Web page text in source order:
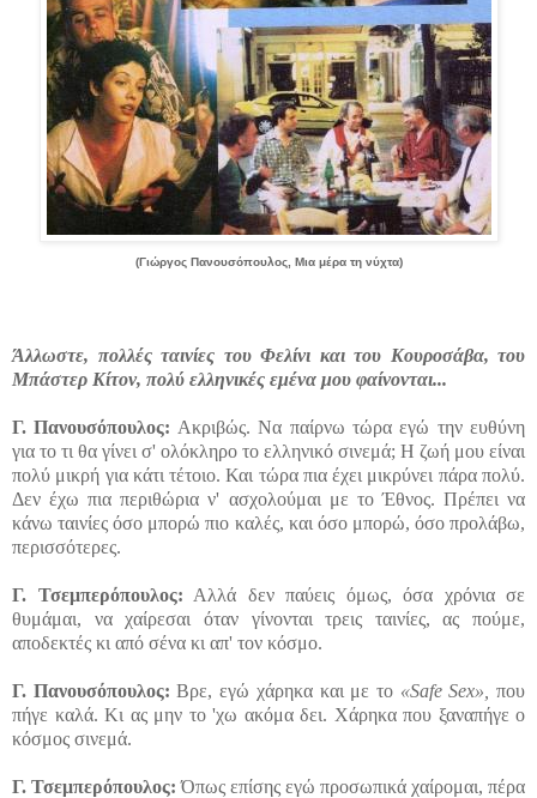
(Γιώργος Πανουσόπουλος, Μια μέρα τη νύχτα)
Άλλωστε, πολλές ταινίες του Φελίνι και του Κουροσάβα, του
Μπάστερ Κίτον, πολύ ελληνικές εμένα μου φαίνονται...
Γ. Πανουσόπουλος: Ακριβώς. Να παίρνω τώρα εγώ την ευθύνη
για το τι θα γίνει σ' ολόκληρο το ελληνικό σινεμά; Η ζωή μου είναι
πολύ μικρή για κάτι τέτοιο. Και τώρα πια έχει μικρύνει πάρα πολύ.
Δεν έχω πια περιθώρια ν' ασχολούμαι με το Έθνος. Πρέπει να
κάνω ταινίες όσο μπορώ πιο καλές, και όσο μπορώ, όσο προλάβω,
περισσότερες.
Γ. Τσεμπερόπουλος: Αλλά δεν παύεις όμως, όσα χρόνια σε
θυμάμαι, να χαίρεσαι όταν γίνονται τρεις ταινίες, ας πούμε,
αποδεκτές κι από σένα κι απ' τον κόσμο.
Γ. Πανουσόπουλος: Βρε, εγώ χάρηκα και με το «Safe Sex»,
που
πήγε καλά. Κι ας μην το 'χω ακόμα δει. Χάρηκα που ξαναπήγε ο
κόσμος σινεμά.
Γ. Τσεμπερόπουλος: Όπως επίσης εγώ προσωπικά χαίρομαι, πέρα